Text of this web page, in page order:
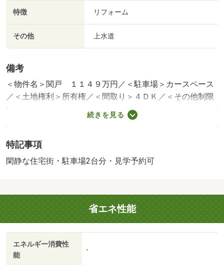
特徴 リフォーム
その他 上水道
備考
＜物件名＞関戸 １１４９万円／＜駐車場＞カースペース
／＜土地権利＞所有権／＜間取り＞４ＤＫ／＜その他制限
事項＞外）／＜特徴＞スーパーもコンビニも徒歩圏内☆生
活利便性に優れた快適な街♪、駐車２台可・土地５０坪以
販売戸数：1戸
法令等制限：※景観法※宅地造成及び特定盛土等規制法※都
能誘導区域
続きを見る
特記事項
閑静な住宅街・駐車場2台分・見学予約可
省エネ性能
エネルギー消費性
能
-